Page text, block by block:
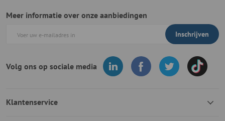
Meer informatie over onze aanbiedingen
Inschrijven
Volg ons op sociale media
Klantenservice